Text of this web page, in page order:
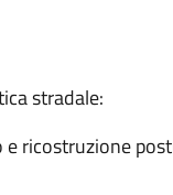
stradale:
ricostruzione